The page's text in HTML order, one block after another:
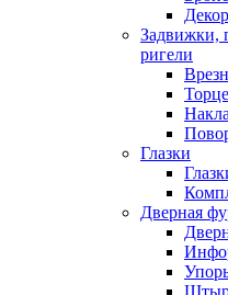
Задвижки,
ригели
Глазки
Дверная